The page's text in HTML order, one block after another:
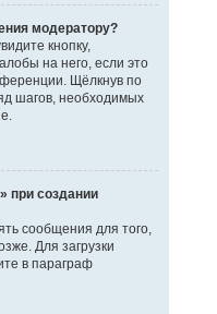
модератору?
кнопку,
на него, если это
Щёлкнув по
шагов, необходимых
при создании
сообщения для того,
Для загрузки
в параграф